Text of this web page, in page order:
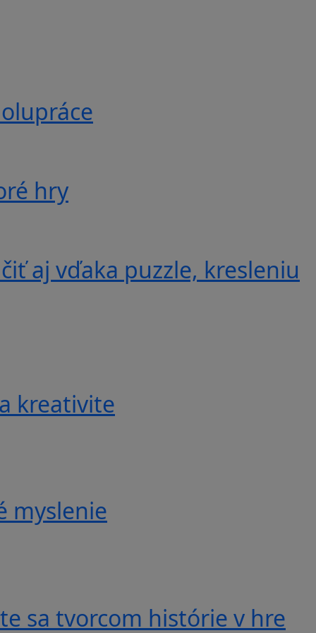
hry
aj vďaka puzzle, kresleniu
kreativite
myslenie
sa tvorcom histórie v hre